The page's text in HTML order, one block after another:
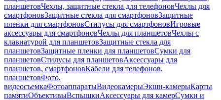
планшетовЧехлы, защитные стекла для телефоновЧехлы для
смартфоновЗащитные стекла для смартфоновЗащитные
пленки для смартфоновСтилусы для смартфоновИгровые
аксессуары для смартфоновЧехлы для планшетовЧехлы с
клавиатурой для планшетовЗащитные стекла для
планшетовЗащитные пленки для планшетовСумки для
планшетовСтилусы для планшетовАксессуары для
планшетов, смартфоновКабели для телефонов,
планшетовФото,
видеосъемкаФотоаппаратыВидеокамерыЭкшн-камерыКарты
памятиОбъективыВспышкиАксессуары для камерСумки и